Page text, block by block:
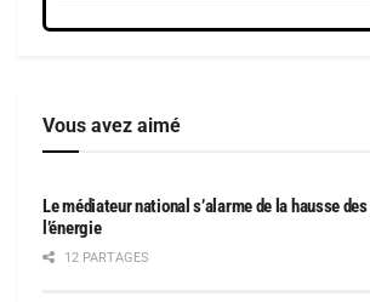
Vous avez aimé
Le médiateur national s’alarme de la hausse
l’énergie
12 PARTAGES